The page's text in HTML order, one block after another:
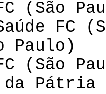
(São
FC
Paulo)
(São
Pátria